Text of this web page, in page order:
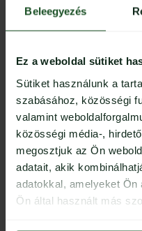
Beleegyezés
Ez a weboldal sütiket
Sütiket használunk a
szabásához, közösségi
valamint
közösségi média-,
megosztjuk az Ön
adatait, akik
adatokkal, amelyeket
Ön által használt más
KOSÁRBA TESZEM
arany,
karácsonyi